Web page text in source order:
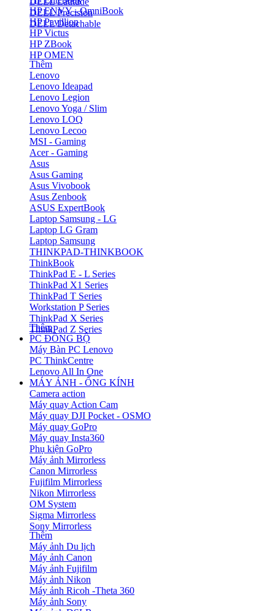
DELL Precision
DELL Detachable
HP ENVY - OmniBook
HP Pavillion
HP Victus
HP ZBook
HP OMEN
Thêm
Lenovo
Lenovo Ideapad
Lenovo Legion
Lenovo Yoga / Slim
Lenovo LOQ
Lenovo Lecoo
MSI - Gaming
Acer - Gaming
Asus
Asus Gaming
Asus Vivobook
Asus Zenbook
ASUS ExpertBook
Laptop Samsung - LG
Laptop LG Gram
Laptop Samsung
THINKPAD-THINKBOOK
ThinkBook
ThinkPad E - L Series
ThinkPad X1 Series
ThinkPad T Series
Workstation P Series
ThinkPad X Series
ThinkPad Z Series
Thêm
PC ĐỒNG BỘ
Máy Bàn PC Lenovo
PC ThinkCentre
Lenovo All In One
MÁY ẢNH - ỐNG KÍNH
Camera action
Máy quay Action Cam
Máy quay DJI Pocket - OSMO
Máy quay GoPro
Máy quay Insta360
Phụ kiện GoPro
Máy ảnh Mirrorless
Canon Mirrorless
Fujifilm Mirrorless
Nikon Mirrorless
OM System
Sigma Mirrorless
Sony Mirrorless
Thêm
Máy ảnh Du lịch
Máy ảnh Canon
Máy ảnh Fujifilm
Máy ảnh Nikon
Máy ảnh Ricoh -Theta 360
Máy ảnh Sony